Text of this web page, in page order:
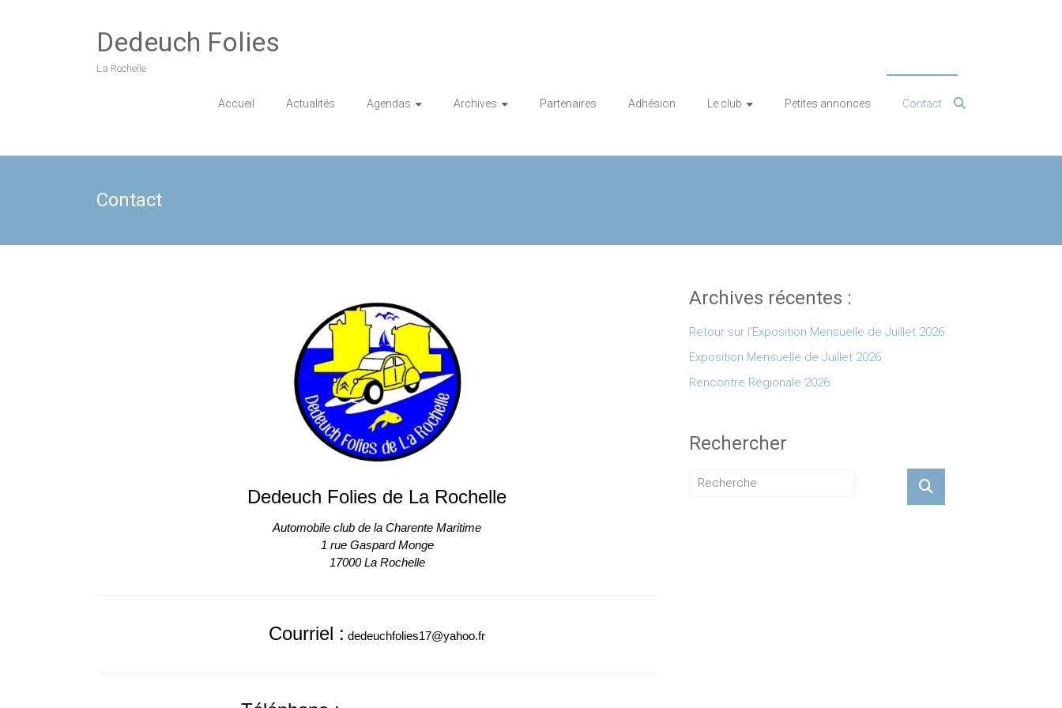
Dedeuch Folies
La Rochelle
Accueil Actualités Agendas Archives Partenaires Adhésion Le club Petites annonces Contact
Contact
Dedeuch Folies de La Rochelle
Automobile club de la Charente Maritime
1 rue Gaspard Monge
17000 La Rochelle
Courriel : dedeuchfolies17@yahoo.fr
Archives récentes :
Retour sur l’Exposition Mensuelle de Juillet 2026
Exposition Mensuelle de Juillet 2026
Rencontre Régionale 2026
Rechercher